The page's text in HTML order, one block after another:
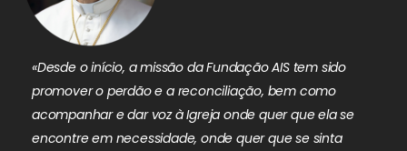
«Desde o início, a missão da Fundação AIS tem sido
promover o perdão e a reconciliação, bem como
acompanhar e dar voz à Igreja onde quer que ela se
encontre em necessidade, onde quer que se sinta